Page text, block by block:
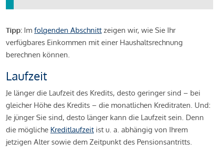
Tipp: Im folgenden Abschnitt zeigen wir, wie Sie Ihr
verfügbares Einkommen mit einer Haushaltsrechnung
berechnen können.
Laufzeit
Je länger die Laufzeit des Kredits, desto geringer sind – bei
gleicher Höhe des Kredits – die monatlichen Kreditraten. Und:
Je jünger Sie sind, desto länger kann die Laufzeit sein. Denn
die mögliche Kreditlaufzeit ist u. a. abhängig von Ihrem
jetzigen Alter sowie dem Zeitpunkt des Pensionsantritts.